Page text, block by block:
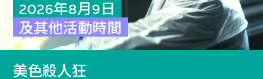
2026年8月9日
及其他活動時間
美色殺人狂